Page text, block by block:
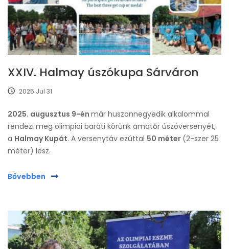
XXIV. Halmay úszókupa Sárváron
2025 Jul 31
2025. augusztus 9-én már huszonnegyedik alkalommal
rendezi meg olimpiai baráti körünk amatőr úszóversenyét,
a Halmay Kupát. A versenytáv ezúttal 50 méter (2-szer 25
méter) lesz.
Bővebben